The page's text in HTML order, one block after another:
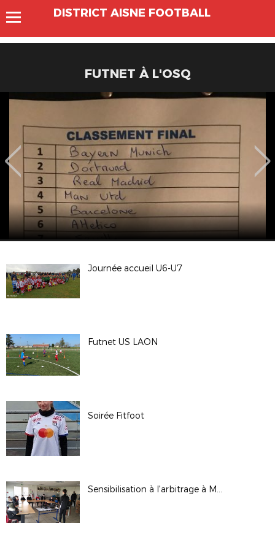
DISTRICT AISNE FOOTBALL
FUTNET À L'OSQ
Journée accueil U6-U7
Futnet US LAON
Soirée Fitfoot
Sensibilisation à l'arbitrage à Moy de l'Aisne